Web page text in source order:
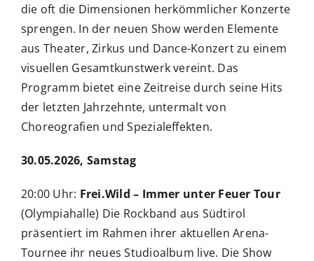
die oft die Dimensionen herkömmlicher Konzerte
sprengen. In der neuen Show werden Elemente
aus Theater, Zirkus und Dance-Konzert zu einem
visuellen Gesamtkunstwerk vereint. Das
Programm bietet eine Zeitreise durch seine Hits
der letzten Jahrzehnte, untermalt von
Choreografien und Spezialeffekten.
30.05.2026, Samstag
20:00 Uhr: Frei.Wild – Immer unter Feuer Tour
(Olympiahalle) Die Rockband aus Südtirol
präsentiert im Rahmen ihrer aktuellen Arena-
Tournee ihr neues Studioalbum live. Die Show